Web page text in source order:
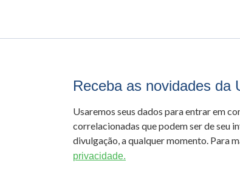
Receba as novidades da
Usaremos seus dados para entrar em
correlacionadas que podem ser de seu
divulgação, a qualquer momento. Para
privacidade.